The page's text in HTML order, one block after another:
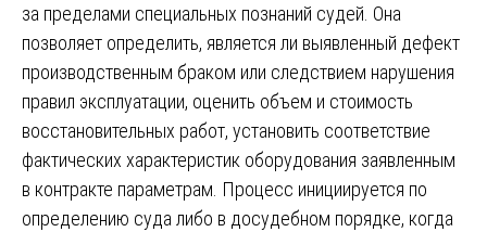
за пределами специальных познаний судей. Она
позволяет определить, является ли выявленный дефект
производственным браком или следствием нарушения
правил эксплуатации, оценить объем и стоимость
восстановительных работ, установить соответствие
фактических характеристик оборудования заявленным
в контракте параметрам. Процесс инициируется по
определению суда либо в досудебном порядке, когда